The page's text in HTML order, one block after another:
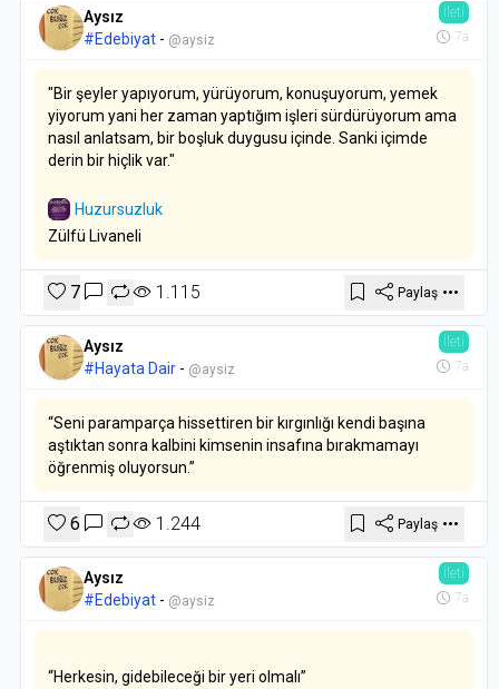
Aysız
#Edebiyat- @aysiz
İleti
7a
"Bir şeyler yapıyorum, yürüyorum, konuşuyorum, yemek
yiyorum yani her zaman yaptığım işleri sürdürüyorum ama
nasıl anlatsam, bir boşluk duygusu içinde. Sanki içimde
derin bir hiçlik var."
Huzursuzluk
Zülfü Livaneli
7 1.115 Paylaş
Aysız
#Hayata Dair- @aysiz
İleti
7a
“Seni paramparça hissettiren bir kırgınlığı kendi başına
aştıktan sonra kalbini kimsenin insafına bırakmamayı
öğrenmiş oluyorsun.”
6 1.244 Paylaş
Aysız
#Edebiyat- @aysiz
İleti
7a
“Herkesin, gidebileceği bir yeri olmalı”